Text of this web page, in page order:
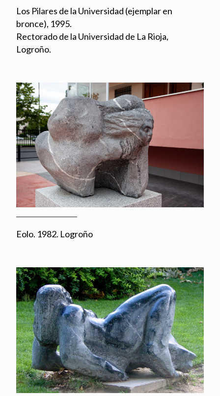
Los Pilares de la Universidad (ejemplar en
bronce), 1995.
Rectorado de la Universidad de La Rioja,
Logroño.
Eolo. 1982. Logroño